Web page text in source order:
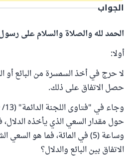
الجواب
الحمد لله والصلاة والسلام على رسول
أولا:
لا حرج في أخذ السمسرة من البائع أو
حصل الاتفاق على ذلك.
وساعة (5) في المائة، فما هو
الاتفاق بين البائع والدلال؟